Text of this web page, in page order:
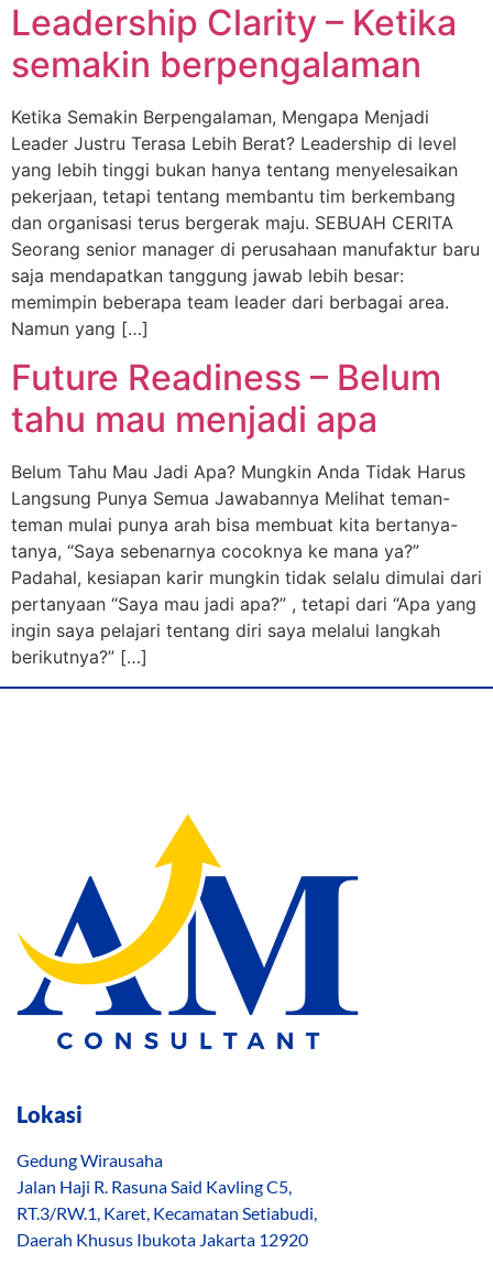
Leadership Clarity – Ketika
semakin berpengalaman
Ketika Semakin Berpengalaman, Mengapa Menjadi
Leader Justru Terasa Lebih Berat? Leadership di level
yang lebih tinggi bukan hanya tentang menyelesaikan
pekerjaan, tetapi tentang membantu tim berkembang
dan organisasi terus bergerak maju. SEBUAH CERITA
Seorang senior manager di perusahaan manufaktur baru
saja mendapatkan tanggung jawab lebih besar:
memimpin beberapa team leader dari berbagai area.
Namun yang […]
Future Readiness – Belum
tahu mau menjadi apa
Belum Tahu Mau Jadi Apa? Mungkin Anda Tidak Harus
Langsung Punya Semua Jawabannya Melihat teman-
teman mulai punya arah bisa membuat kita bertanya-
tanya, “Saya sebenarnya cocoknya ke mana ya?”
Padahal, kesiapan karir mungkin tidak selalu dimulai dari
pertanyaan “Saya mau jadi apa?” , tetapi dari “Apa yang
ingin saya pelajari tentang diri saya melalui langkah
berikutnya?” […]
Lokasi
Gedung Wirausaha
Jalan Haji R. Rasuna Said Kavling C5,
RT.3/RW.1, Karet, Kecamatan Setiabudi,
Daerah Khusus Ibukota Jakarta 12920